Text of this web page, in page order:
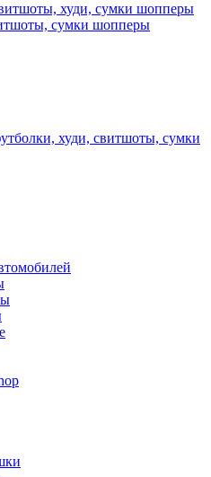
худи, сумки шопперы
сумки шопперы
худи, свитшоты, сумки